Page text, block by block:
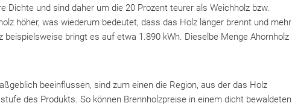
Dichte und sind daher um die 20 Prozent teurer als Weichholz bzw.
höher, was wiederum bedeutet, dass das Holz länger brennt und mehr
bringt es auf etwa 1.890 kWh. Dieselbe Menge Ahornholz
beeinflussen, sind zum einen die Region, aus der das Holz
des Produkts. So können Brennholzpreise in einem dicht bewaldeten